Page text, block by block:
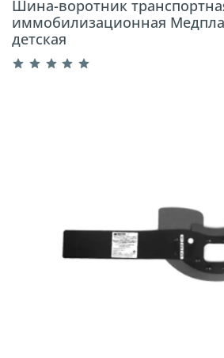
Шина-воротник
иммобилизационная
детская